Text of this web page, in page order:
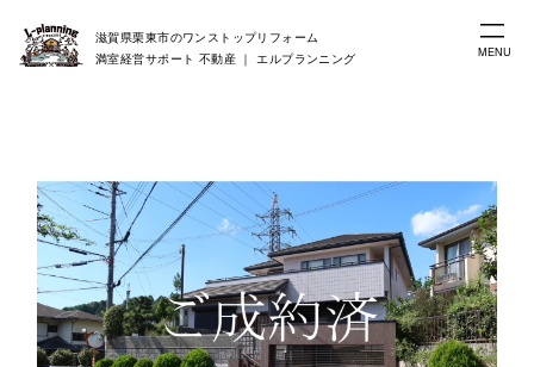
MENU
滋賀県栗東市のワンストップリフォーム
満室経営サポート 不動産 ｜ エルプランニング